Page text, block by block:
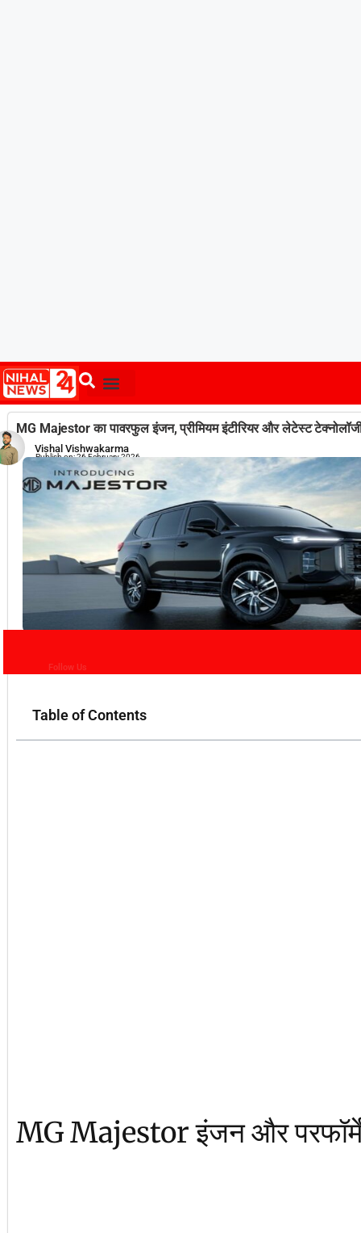
MG Majestor का पावरफुल इंजन, प्रीमियम इंटीरियर और लेटेस्ट
Vishal Vishwakarma
Publish on:26 February 2026
Follow Us
Table of Contents
MG Majestor इंजन और